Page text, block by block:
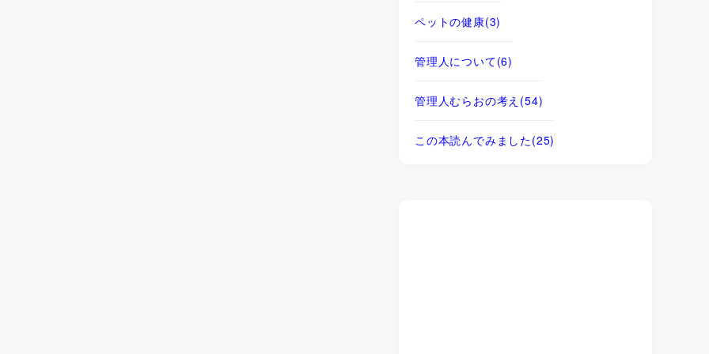
ペットの健康(3)
管理人について(6)
管理人むらおの考え (54)
この本読んでみました(25)